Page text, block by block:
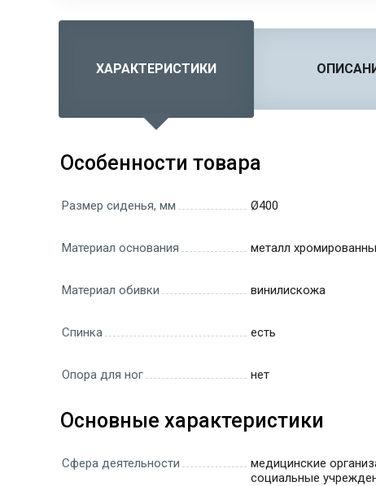
ХАРАКТЕРИСТИКИ
Особенности товара
Размер сиденья, мм Ø400
Материал основания металл
Материал обивки винилискожа
Спинка есть
Опора для ног нет
Основные характеристики
Сфера деятельности
медицинские
социальные